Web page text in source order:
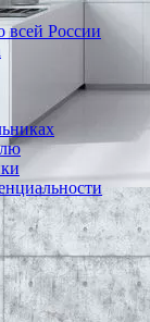
России